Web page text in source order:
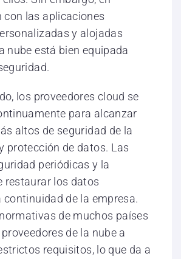
las aplicaciones
y alojadas
nube está bien equipada
los proveedores cloud se
para alcanzar
altos de seguridad de la
protección de datos. Las
periódicas y la
restaurar los datos
continuidad de la empresa.
de muchos países
de la nube a
requisitos, lo que da a